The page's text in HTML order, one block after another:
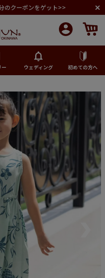
のクーポンをゲット>>
ー ウェディング 初めての方へ